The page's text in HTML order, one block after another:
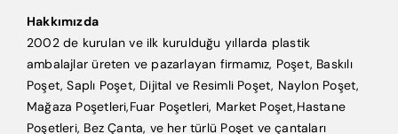
Hakkımızda
2002 de kurulan ve ilk kurulduğu yıllarda plastik
ambalajlar üreten ve pazarlayan firmamız, Poşet, Baskılı
Poşet, Saplı Poşet, Dijital ve Resimli Poşet, Naylon Poşet,
Mağaza Poşetleri,Fuar Poşetleri, Market Poşet,Hastane
Poşetleri, Bez Çanta, ve her türlü Poşet ve çantaları